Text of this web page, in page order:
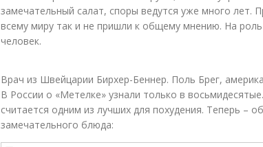
замечательный салат, споры ведутся уже много лет.
всему миру так и не пришли к общему мнению. На
человек.
Врач из Швейцарии Бирхер-Беннер. Поль Брег,
В России о «Метелке» узнали только в
считается одним из лучших для похудения. Теперь –
замечательного блюда: